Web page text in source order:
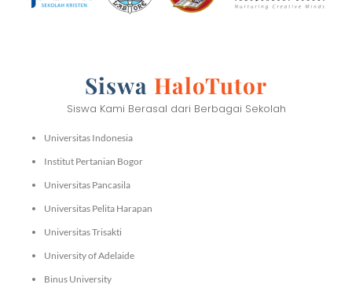
Siswa HaloTutor
Siswa Kami Berasal dari Berbagai Sekolah
Universitas Indonesia
Institut Pertanian Bogor
Universitas Pancasila
Universitas Pelita Harapan
Universitas Trisakti
University of Adelaide
Binus University